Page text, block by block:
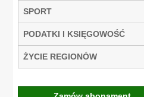
SPORT
PODATKI I KSIĘGOWOŚĆ
ŻYCIE REGIONÓW